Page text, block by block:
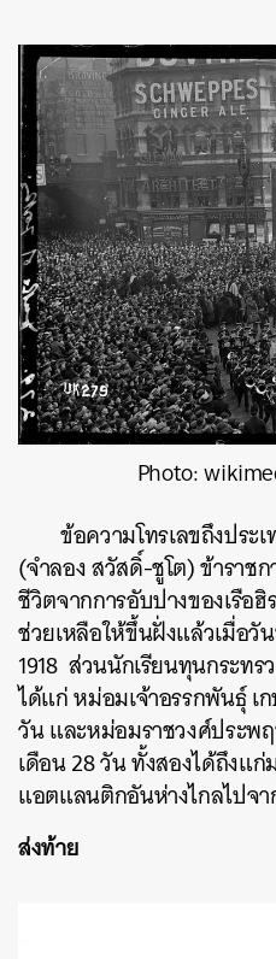
Photo:
ข้อความโทรเลขถึงประ
(จำลอง สวัสดิ์-ชูโต) ข้าราช
ชีวิตจากการอับปางของเรือ
ช่วยเหลือให้ขึ้นฝั่งแล้วเมื่อ
1918 ส่วนนักเรียนทุนกระท
ได้แก่ หม่อมเจ้าอรรกพันธุ์ เ
วัน และหม่อมราชวงศ์ประพ
เดือน 28 วัน ทั้งสองได้ถึงแ
แอตแลนติกอันห่างไกลไปจ
ส่งท้าย